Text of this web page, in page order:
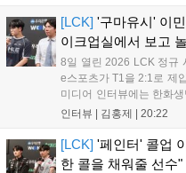
더욱 가속화될 전망이다....
[LCK] '구마유시' 이
이크업실에서 보고
8일 열린 2026 LCK 정규
e스포츠가 T1을 2:1로 제
미디어 인터뷰에는 한화
다. 먼저 승리 소감에 대해
인터뷰 | 김홍제 20:22
[LCK] '페인터' 콜업
한 콜을 채워줄 선수"